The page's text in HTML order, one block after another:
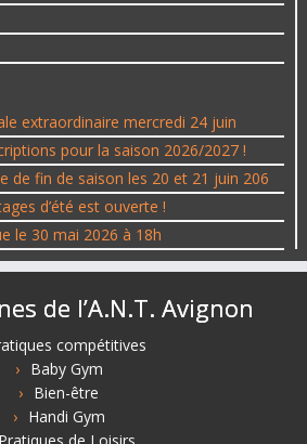
extraordinaire mercredi 24 juin
pour la saison 2026/2027 !
de fin de saison les 20 et 21 juin 206
d’été est ouverte !
le 30 mai 2026 à 18h
de l’A.N.T. Avignon
compétitives
Baby Gym
Bien-être
Handi Gym